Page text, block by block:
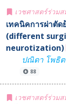
เวชศาสตร์ร่วม
เทคนิคการผ่าตัด
(different
neurotization)
ปณิดา โพธิ
88
เวชศาสตร์ร่วม